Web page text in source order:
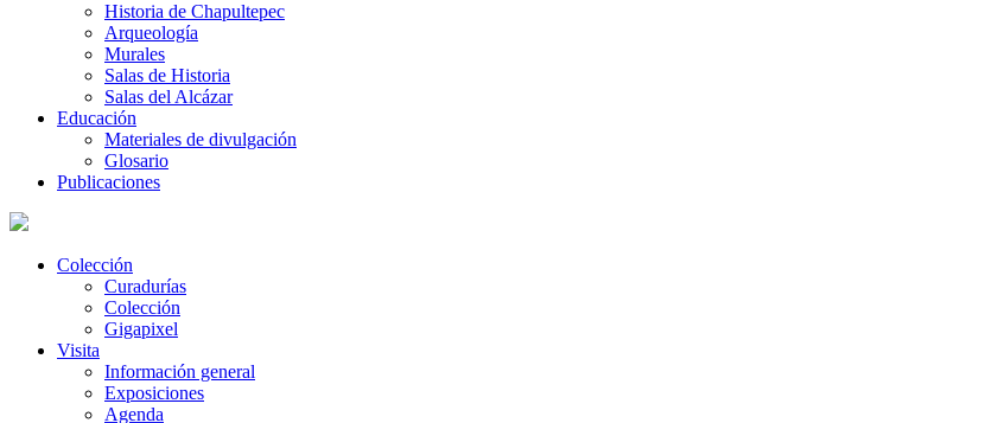
Historia de Chapultepec
Arqueología
Murales
Salas de Historia
Salas del Alcázar
Educación
Materiales de divulgación
Glosario
Publicaciones
Colección
Curadurías
Colección
Gigapixel
Visita
Información general
Exposiciones
Agenda